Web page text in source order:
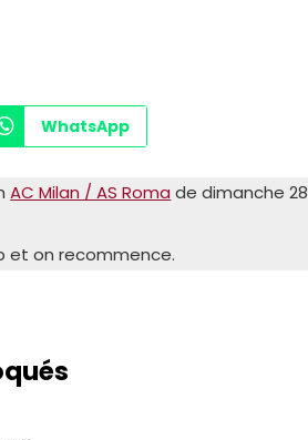
WhatsApp
AC Milan / AS Roma de dimanche 28
et on recommence.